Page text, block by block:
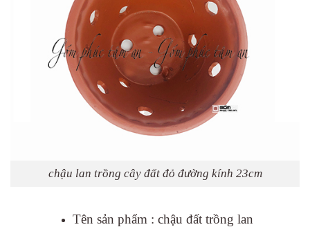
chậu lan trồng cây đất đỏ đường kính 23cm
Tên sản phẩm : chậu đất trồng lan